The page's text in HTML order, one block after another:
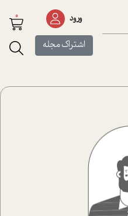
ورود
اشتراک مجله
0